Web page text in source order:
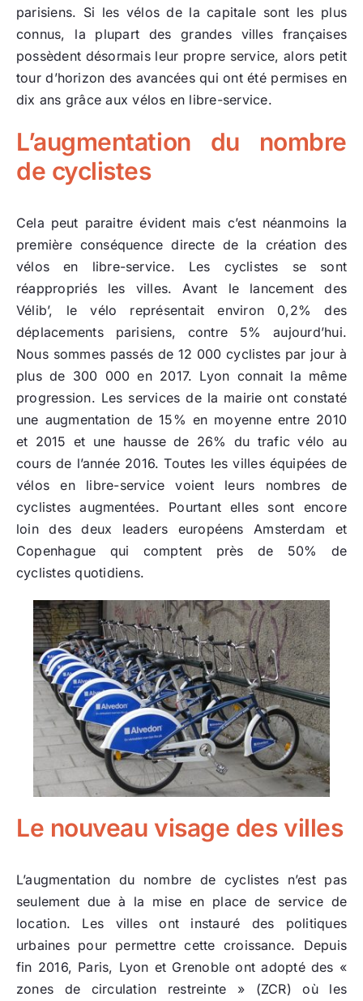
parisiens. Si les vélos de la capitale sont les plus
connus, la plupart des grandes villes françaises
possèdent désormais leur propre service, alors petit
tour d’horizon des avancées qui ont été permises en
dix ans grâce aux vélos en libre-service.
L’augmentation du nombre
de cyclistes
Cela peut paraitre évident mais c’est néanmoins la
première conséquence directe de la création des
vélos en libre-service. Les cyclistes se sont
réappropriés les villes. Avant le lancement des
Vélib’, le vélo représentait environ 0,2% des
déplacements parisiens, contre 5% aujourd’hui.
Nous sommes passés de 12 000 cyclistes par jour à
plus de 300 000 en 2017. Lyon connait la même
progression. Les services de la mairie ont constaté
une augmentation de 15% en moyenne entre 2010
et 2015 et une hausse de 26% du trafic vélo au
cours de l’année 2016. Toutes les villes équipées de
vélos en libre-service voient leurs nombres de
cyclistes augmentées. Pourtant elles sont encore
loin des deux leaders européens Amsterdam et
Copenhague qui comptent près de 50% de
cyclistes quotidiens.
Le nouveau visage des villes
L’augmentation du nombre de cyclistes n’est pas
seulement due à la mise en place de service de
location. Les villes ont instauré des politiques
urbaines pour permettre cette croissance. Depuis
fin 2016, Paris, Lyon et Grenoble ont adopté des «
zones de circulation restreinte » (ZCR) où les